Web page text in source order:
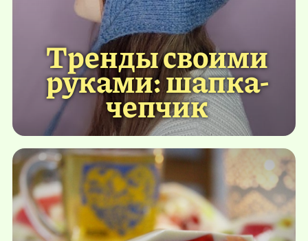
Тренды своими
руками: шапка-
чепчик